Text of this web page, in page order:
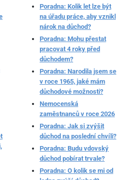
Poradna: Kolik let lze být
na úřadu práce, aby vznikl
nárok na důchod?
Poradna: Mohu přestat
pracovat 4 roky před
důchodem?
Poradna: Narodila jsem se
v roce 1965, jaké mám
důchodové možnosti?
Nemocenská
zaměstnanců v roce 2026
Poradna: Jak si zvýšit
důchod na poslední chvíli?
Poradna: Budu vdovský
důchod pobírat trvale?
Poradna: O kolik se mi od